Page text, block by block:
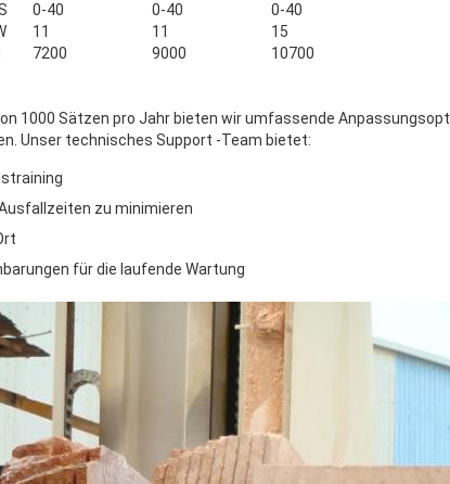
0-40 0-40
0-40
11 11
15
7200 9000 10700
1000 Sätzen pro Jahr bieten wir umfassende
Unser technisches Support -Team bietet:
zu minimieren
für die laufende Wartung